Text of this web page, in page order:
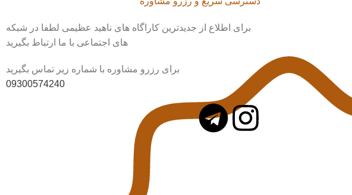
برای اطلاع از جدیدترین کاراگاه های ناهید عظیمی لطفا در شبکه
های اجتماعی با ما ارتباط بگیرید
برای رزرو مشاوره با شماره زیر تماس بگیرید
09300574240